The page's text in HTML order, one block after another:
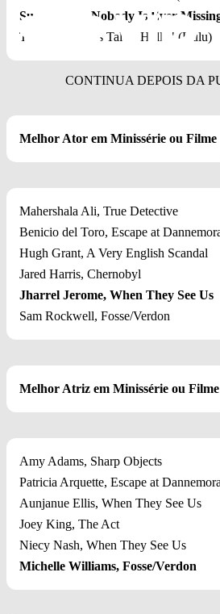
Succession, "Nobody Is Ever
The Handmaid's Tale, "Holly" (Hulu)
Melhor Ator em Minissérie ou Filme
Mahershala Ali, True Detective
Benicio del Toro, Escape at
Hugh Grant, A Very English Scandal
Jared Harris, Chernobyl
Jharrel Jerome, When They See Us
Sam Rockwell, Fosse/Verdon
Melhor Atriz em Minissérie ou Filme
Amy Adams, Sharp Objects
Patricia Arquette, Escape at Dannemora
Aunjanue Ellis, When They See Us
Joey King, The Act
Niecy Nash, When They See Us
Michelle Williams, Fosse/Verdon